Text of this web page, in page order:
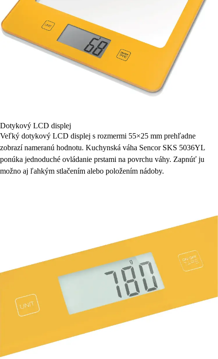
Dotykový LCD displej
Veľký dotykový LCD displej s rozmermi 55×25 mm prehľadne
zobrazí nameranú hodnotu. Kuchynská váha Sencor SKS 5036YL
ponúka jednoduché ovládanie prstami na povrchu váhy. Zapnúť ju
možno aj ľahkým stlačením alebo položením nádoby.